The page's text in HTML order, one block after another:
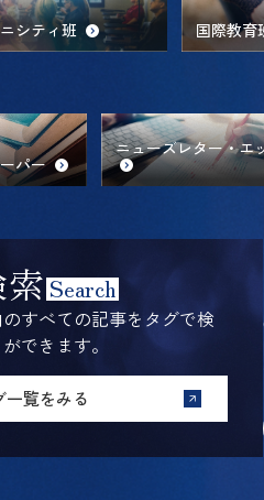
シティ班 国際教育
パー
ニューズレター・エ
Search
すべての記事をタグで検
できます。
一覧をみる